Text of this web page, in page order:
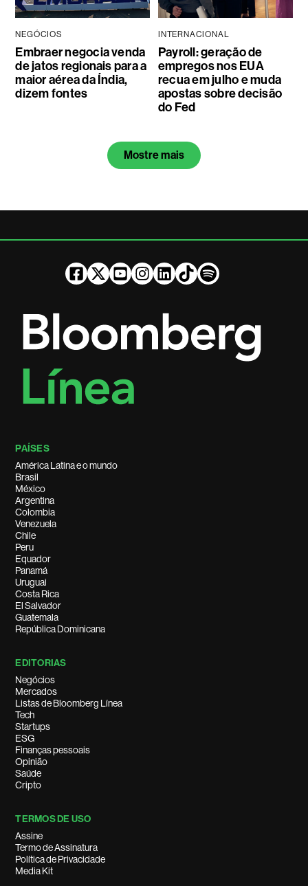
NEGÓCIOS
Embraer negocia venda
de jatos regionais para a
maior aérea da Índia,
dizem fontes
INTERNACIONAL
Payroll: geração de
empregos nos EUA
recua em julho e muda
apostas sobre decisão
do Fed
Mostre mais
PAÍSES
América Latina e o mundo
Brasil
México
Argentina
Colombia
Venezuela
Chile
Peru
Equador
Panamá
Uruguai
Costa Rica
El Salvador
Guatemala
República Dominicana
EDITORIAS
Negócios
Mercados
Listas de Bloomberg Línea
Tech
Startups
ESG
Finanças pessoais
Opinião
Saúde
Cripto
TERMOS DE USO
Assine
Termo de Assinatura
Política de Privacidade
Media Kit